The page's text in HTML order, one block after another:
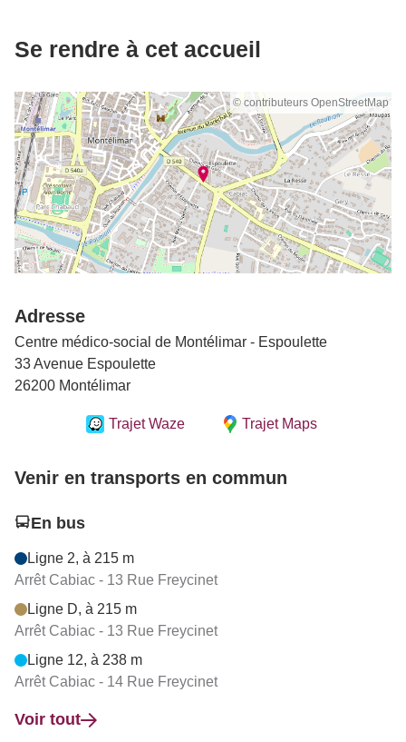
Se rendre à cet accueil
© contributeurs OpenStreetMap
Adresse
Centre médico-social de Montélimar - Espoulette
33 Avenue Espoulette
26200 Montélimar
Trajet Waze Trajet Maps
Venir en transports en commun
En bus
Ligne 2, à 215 m
Arrêt Cabiac - 13 Rue Freycinet
Ligne D, à 215 m
Arrêt Cabiac - 13 Rue Freycinet
Ligne 12, à 238 m
Arrêt Cabiac - 14 Rue Freycinet
Voir tout